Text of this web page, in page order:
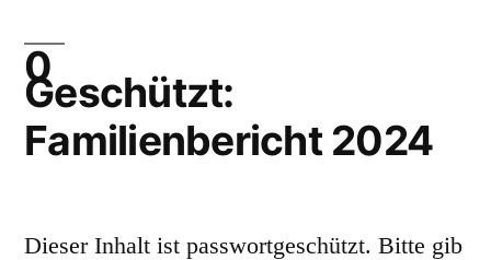
Geschützt:
Familienbericht 2024
Dieser Inhalt ist passwortgeschützt. Bitte gib